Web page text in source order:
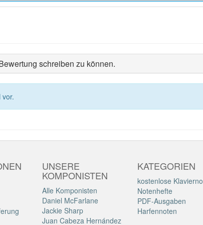
schreiben zu können.
UNSERE
KOMPONISTEN
Alle Komponisten
Daniel McFarlane
Jackie Sharp
Juan Cabeza Hernández
KATEGORIEN
kostenlose
Notenhefte
PDF-Ausgaben
Harfennoten